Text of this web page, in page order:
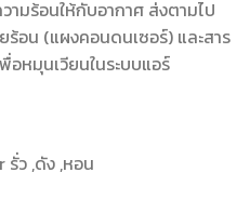
มร้อนให้กับอากาศ ส่งตามไป
อน (แผงคอนดนเซอร์) และสาร
อหมุนเวียนในระบบแอร์
ว ,ดัง ,หอน